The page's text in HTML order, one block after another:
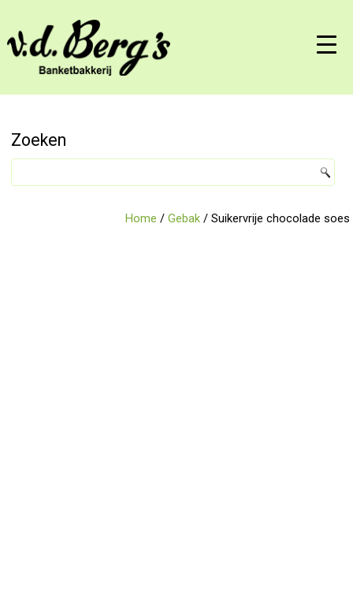
Zoeken
Home / Gebak/ Suikervrije chocolade soes